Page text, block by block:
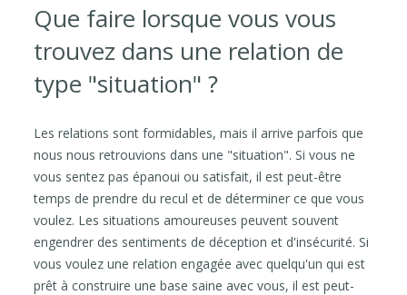
Que faire lorsque vous vous
trouvez dans une relation de
type "situation" ?
Les relations sont formidables, mais il arrive parfois que
nous nous retrouvions dans une "situation". Si vous ne
vous sentez pas épanoui ou satisfait, il est peut-être
temps de prendre du recul et de déterminer ce que vous
voulez. Les situations amoureuses peuvent souvent
engendrer des sentiments de déception et d'insécurité. Si
vous voulez une relation engagée avec quelqu'un qui est
prêt à construire une base saine avec vous, il est peut-